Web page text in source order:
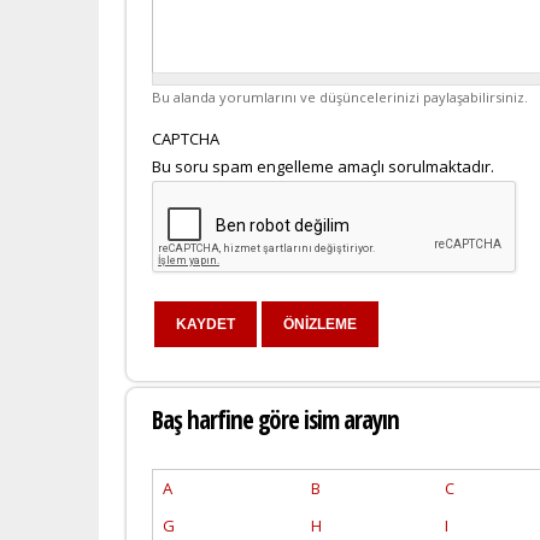
Bu alanda yorumlarını ve düşüncelerinizi paylaşabilirsiniz.
CAPTCHA
Bu soru spam engelleme amaçlı sorulmaktadır.
Baş harfine göre isim arayın
A B
C
G
H I